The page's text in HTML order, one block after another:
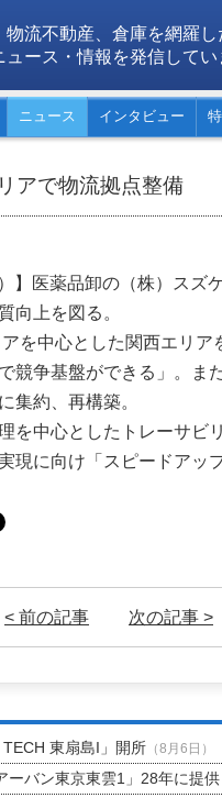
物流不動産、倉庫を網羅し
ュース・情報を発信してい
ニュース インタビュー
アで物流拠点整備
）】医薬品卸の（株）スズ
向上を図る。
を中心とした関西エリア
競争基盤ができる」。ま
集約、再構築。
を中心としたトレーサビ
現に向け「スピードアッ
< 前の記事 次の記事 >
東扇島I」開所（8月6日）
バン東京東雲1」28年に提供